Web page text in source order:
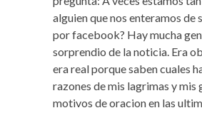
alguien que nos enteramos de
por facebook? Hay mucha
sorprendio de la noticia. Era
era real porque saben cuales
razones de mis lagrimas y mis
motivos de oracion en las